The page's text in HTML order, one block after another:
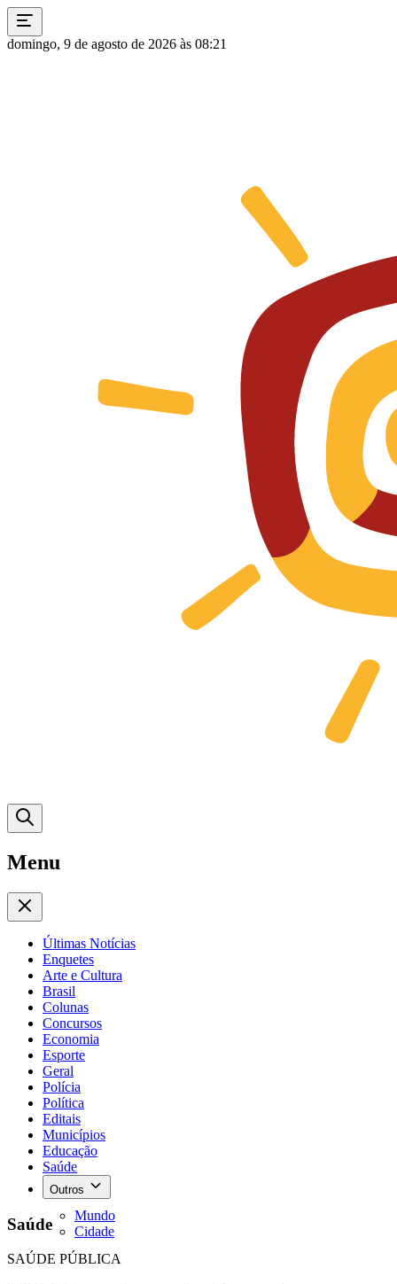
domingo, 9 de agosto de 2026 às 08:21
Menu
Últimas Notícias
Enquetes
Arte e Cultura
Brasil
Colunas
Concursos
Economia
Esporte
Geral
Polícia
Política
Editais
Municípios
Educação
Saúde
Outros
Mundo
Cidade
Saúde
SAÚDE PÚBLICA